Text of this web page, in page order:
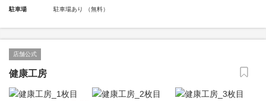
駐車場 駐車場あり （無料）
店舗公式
健康工房